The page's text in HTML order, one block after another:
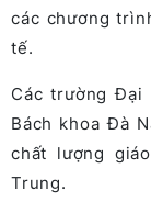
các chương
tế.
Các trường Đại
Bách khoa Đà
chất lượng
Trung.